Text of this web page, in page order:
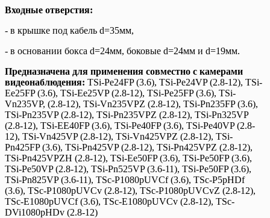
Входные отверстия:
- в крышке под кабель d=35мм,
- в основании бокса d=24мм, боковые d=24мм и d=19мм.
Предназначена для применения совместно с камерами
видеонаблюдения: TSi-Pe24FP (3.6), TSi-Pe24VP (2.8-12), TSi-
Ee25FP (3.6), TSi-Ee25VP (2.8-12), TSi-Pe25FP (3.6), TSi-
Vn235VP, (2.8-12), TSi-Vn235VPZ (2.8-12), TSi-Pn235FP (3.6),
TSi-Pn235VP (2.8-12), TSi-Pn235VPZ (2.8-12), TSi-Pn325VP
(2.8-12), TSi-EE40FP (3.6), TSi-Pe40FP (3.6), TSi-Pe40VP (2.8-
12), TSi-Vn425VP (2.8-12), TSi-Vn425VPZ (2.8-12), TSi-
Pn425FP (3.6), TSi-Pn425VP (2.8-12), TSi-Pn425VPZ (2.8-12),
TSi-Pn425VPZH (2.8-12), TSi-Ee50FP (3.6), TSi-Pe50FP (3.6),
TSi-Pe50VP (2.8-12), TSi-Pn525VP (3.6-11), TSi-Pe50FP (3.6),
TSi-Pn825VP (3.6-11), TSc-P1080pUVCf (3.6), TSc-P5pHDf
(3.6), TSc-P1080pUVCv (2.8-12), TSc-P1080pUVCvZ (2.8-12),
TSc-E1080pUVCf (3.6), TSc-E1080pUVCv (2.8-12), TSc-
DVi1080pHDv (2.8-12)